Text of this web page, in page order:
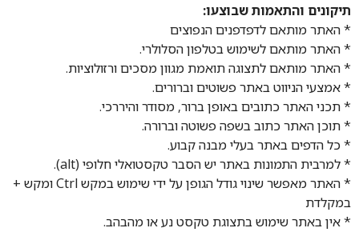
תיקונים והתאמות שבוצעו:
* האתר מותאם לדפדפנים הנפוצים
* האתר מותאם לשימוש בטלפון הסלולרי.
* האתר מותאם לתצוגה תואמת מגוון מסכים ורזולוציות.
* אמצעי הניווט באתר פשוטים וברורים.
* תכני האתר כתובים באופן ברור, מסודר והיררכי.
* תוכן האתר כתוב בשפה פשוטה וברורה.
* כל הדפים באתר בעלי מבנה קבוע.
* למרבית התמונות באתר יש הסבר טקסטואלי חלופי (alt).
* האתר מאפשר שינוי גודל הגופן על ידי שימוש במקש Ctrl ומקש +
במקלדת
* אין באתר שימוש בתצוגת טקסט נע או מהבהב.